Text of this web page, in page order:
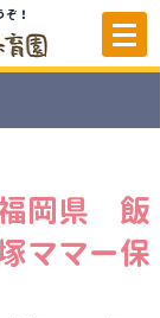
！
岡県 飯
マー保